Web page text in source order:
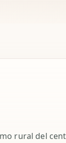
rural del